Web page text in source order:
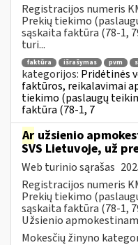
Registracijos numeris
Prekių tiekimo
sąskaita faktūra (78-1,
turi...
faktūra išrašymas pvm
kategorijos: Pridėtinės
faktūros, reikalavimai
tiekimo (paslaugų
faktūra (78-1, 7
Ar užsienio
SVS Lietuvoje, už
Web turinio sąrašas
Registracijos numeris
Prekių tiekimo
sąskaita faktūra (78-1,
Užsienio
Mokesčių žinyno